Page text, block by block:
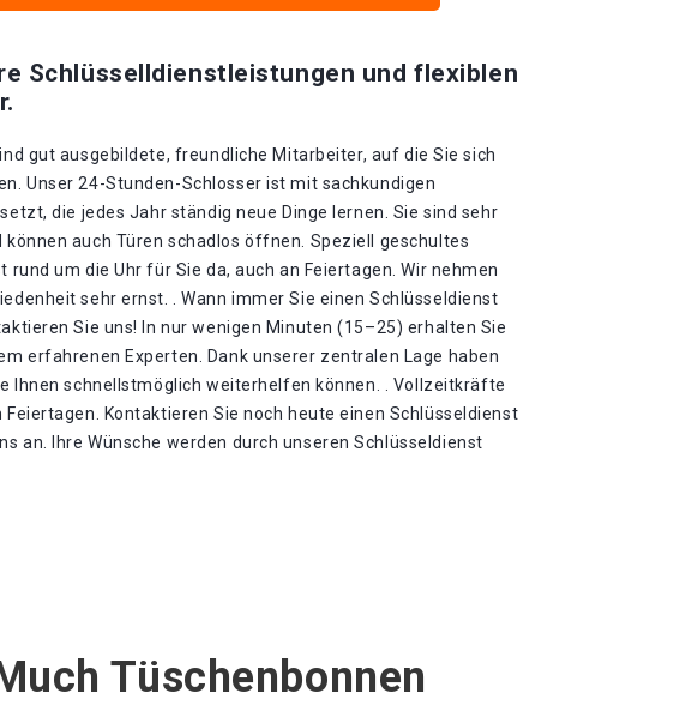
Schlüsselldienstleistungen und flexiblen
gut ausgebildete, freundliche Mitarbeiter, auf die Sie sich
Unser 24-Stunden-Schlosser ist mit sachkundigen
die jedes Jahr ständig neue Dinge lernen. Sie sind sehr
können auch Türen schadlos öffnen. Speziell geschultes
rund um die Uhr für Sie da, auch an Feiertagen. Wir nehmen
sehr ernst. . Wann immer Sie einen Schlüsseldienst
Sie uns! In nur wenigen Minuten (15–25) erhalten Sie
erfahrenen Experten. Dank unserer zentralen Lage haben
Ihnen schnellstmöglich weiterhelfen können. . Vollzeitkräfte
Feiertagen. Kontaktieren Sie noch heute einen Schlüsseldienst
an. Ihre Wünsche werden durch unseren Schlüsseldienst
Tüschenbonnen